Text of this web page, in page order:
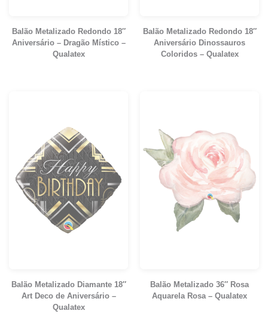
Balão Metalizado Redondo 18″
Aniversário – Dragão Místico –
Qualatex
Balão Metalizado Redondo 18″
Aniversário Dinossauros
Coloridos – Qualatex
Balão Metalizado Diamante 18″
Art Deco de Aniversário –
Qualatex
Balão Metalizado 36″ Rosa
Aquarela Rosa – Qualatex